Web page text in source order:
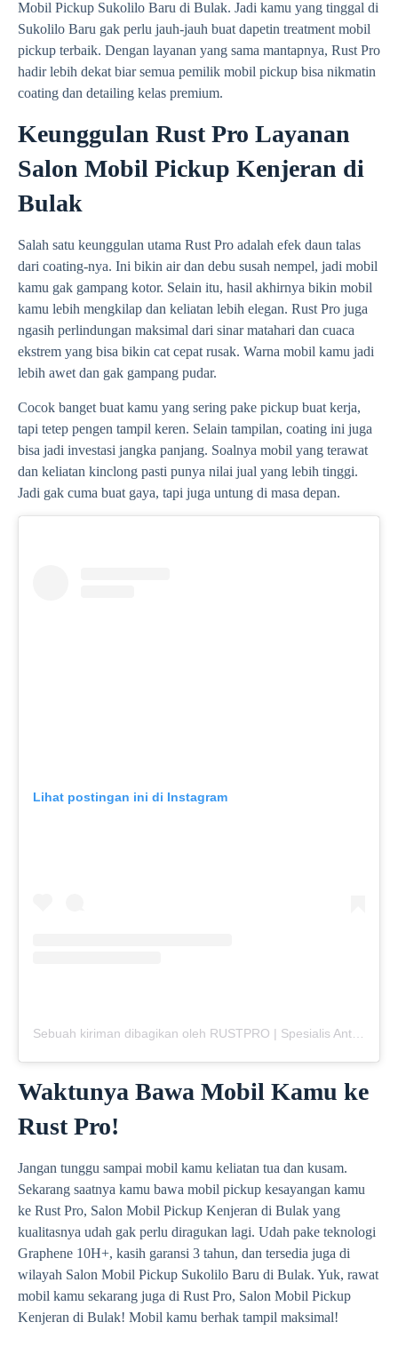
Mobil Pickup Sukolilo Baru di Bulak. Jadi kamu yang tinggal di
Sukolilo Baru gak perlu jauh-jauh buat dapetin treatment mobil
pickup terbaik. Dengan layanan yang sama mantapnya, Rust Pro
hadir lebih dekat biar semua pemilik mobil pickup bisa nikmatin
coating dan detailing kelas premium.
Keunggulan Rust Pro Layanan
Salon Mobil Pickup Kenjeran di
Bulak
Salah satu keunggulan utama Rust Pro adalah efek daun talas
dari coating-nya. Ini bikin air dan debu susah nempel, jadi mobil
kamu gak gampang kotor. Selain itu, hasil akhirnya bikin mobil
kamu lebih mengkilap dan keliatan lebih elegan. Rust Pro juga
ngasih perlindungan maksimal dari sinar matahari dan cuaca
ekstrem yang bisa bikin cat cepat rusak. Warna mobil kamu jadi
lebih awet dan gak gampang pudar.
Cocok banget buat kamu yang sering pake pickup buat kerja,
tapi tetep pengen tampil keren. Selain tampilan, coating ini juga
bisa jadi investasi jangka panjang. Soalnya mobil yang terawat
dan keliatan kinclong pasti punya nilai jual yang lebih tinggi.
Jadi gak cuma buat gaya, tapi juga untung di masa depan.
Lihat postingan ini di Instagram
Waktunya Bawa Mobil Kamu ke
Rust Pro!
Jangan tunggu sampai mobil kamu keliatan tua dan kusam.
Sekarang saatnya kamu bawa mobil pickup kesayangan kamu
ke Rust Pro, Salon Mobil Pickup Kenjeran di Bulak yang
kualitasnya udah gak perlu diragukan lagi. Udah pake teknologi
Graphene 10H+, kasih garansi 3 tahun, dan tersedia juga di
wilayah Salon Mobil Pickup Sukolilo Baru di Bulak. Yuk, rawat
mobil kamu sekarang juga di Rust Pro, Salon Mobil Pickup
Kenjeran di Bulak! Mobil kamu berhak tampil maksimal!